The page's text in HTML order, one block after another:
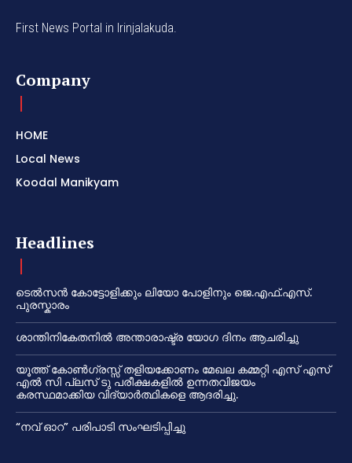
First News Portal in Irinjalakuda.
Company
HOME
Local News
Koodal Manikyam
Headlines
ടെൽസൻ കോട്ടോളിക്കും ലിയോ പോളിനും ജെ.എഫ്.എസ്.
പുരസ്കാരം
ശാന്തിനികേതനിൽ അന്താരാഷ്ട്ര യോഗ ദിനം ആചരിച്ചു
യൂത്ത് കോൺഗ്രസ്സ് തളിയക്കോണം മേഖല കമ്മറ്റി എസ് എസ്
എൽ സി പ്ലസ് ടു പരീക്ഷകളിൽ ഉന്നതവിജയം
കരസ്ഥമാക്കിയ വിദ്യാർത്ഥികളെ ആദരിച്ചു.
“നവ് ഓറ” പരിപാടി സംഘടിപ്പിച്ചു